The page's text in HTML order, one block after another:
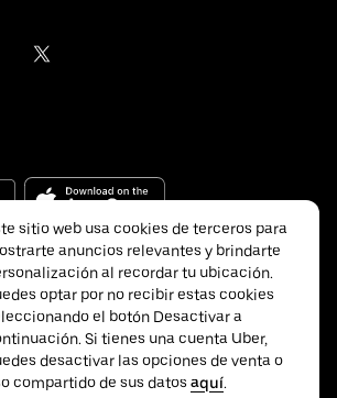
Inc.
sitio web usa cookies de terceros para
anuncios relevantes y brindarte
al recordar tu ubicación.
optar por no recibir estas cookies
el botón Desactivar a
Si tienes una cuenta Uber,
desactivar las opciones de venta o
compartido de sus datos aquí.